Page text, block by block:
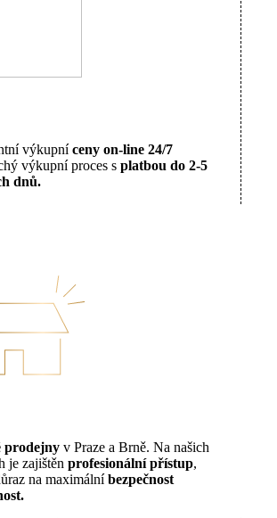
výkupníceny on-line 24/7
výkupní proces s platbou do 2-5
dnů.
prodejny v Praze a Brně. Na našich
je zajištěn profesionální přístup,
na maximálníbezpečnost